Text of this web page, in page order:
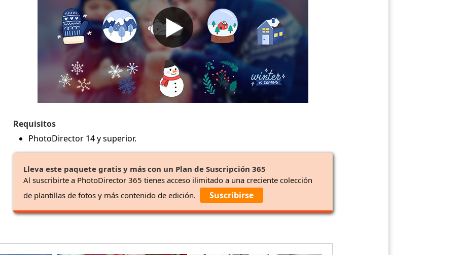
Requisitos
PhotoDirector 14 y superior.
Lleva este paquete gratis y más con un Plan de Suscripción 365
Al suscribirte a PhotoDirector 365 tienes acceso ilimitado a una creciente colección
de plantillas de fotos y más contenido de edición.
Suscribirse